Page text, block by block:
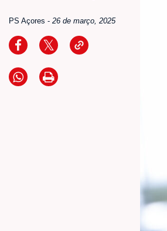
PS Açores - 26 de março, 2025